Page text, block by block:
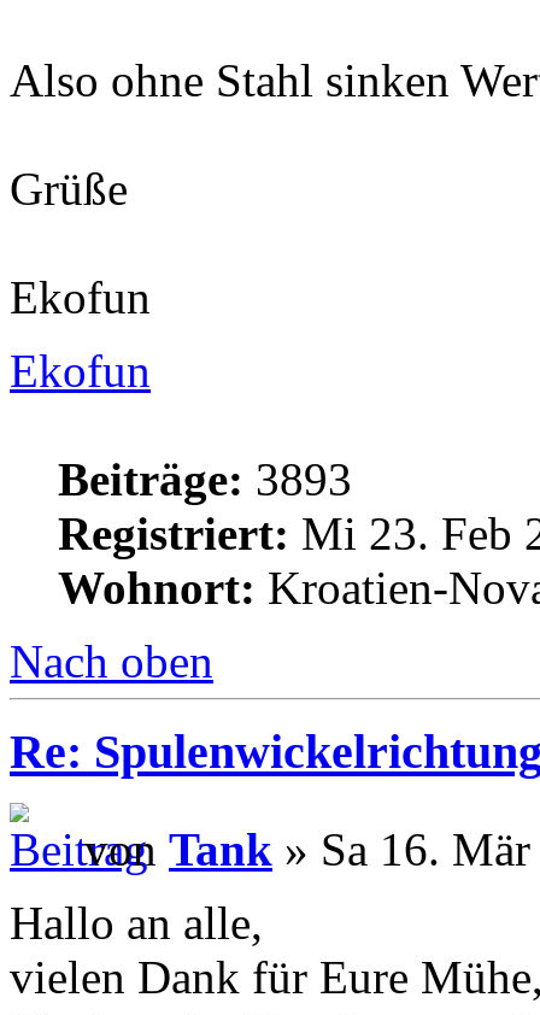
Also ohne Stahl sinken
Grüße
Ekofun
Ekofun
Beiträge: 3893
Registriert: Mi 23. Feb
Wohnort: Kroatien-
Nach oben
Re:
von Tank » Sa 16.
Hallo an alle,
vielen Dank für Eure